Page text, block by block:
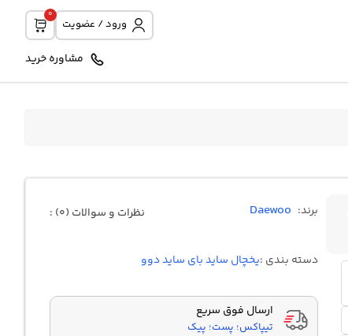
ورود / عضویت
0
مشاوره خرید
برند: Daewoo نظرات و سوالات (0) :
دسته بندی :یخچال ساید بای ساید دوو
ارسال فوق سریع
تیپاکس؛ پست؛ پیک